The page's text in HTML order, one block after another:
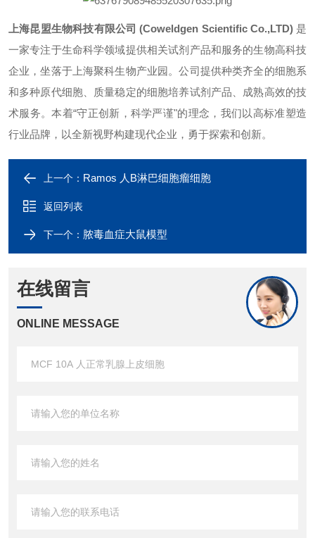
上海昆盟生物科技有限公司 (Coweldgen Scientific Co.,LTD)是
一家专注于生命科学领域提供相关试剂产品和服务的生物高科技
企业，坐落于上海聚科生物产业园。公司提供种类齐全的细胞系
和多种原代细胞、质量稳定的细胞培养试剂产品、成熟高效的技
术服务。本着“守正创新，科学严谨"的理念，我们以高标准塑造
行业品牌，以全新视野构建现代企业，勇于探索和创新。
上一个： Ramos 人B淋巴细胞瘤细胞
返回列表
下一个： 脓毒血症大鼠模型
在线留言
ONLINE MESSAGE